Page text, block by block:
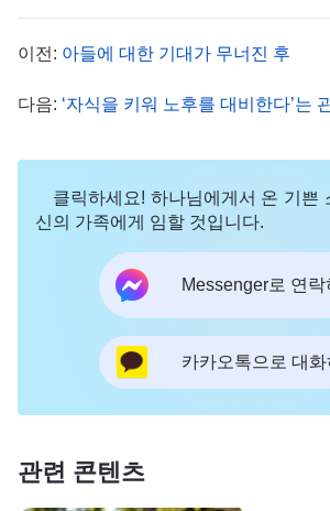
이 짠했습니다. ‘그냥 내버려 둘까
우울증이라도 걸리면 어떡하지?’
는 생각이 들어 계속 딸을 몰아붙이
니다. 원래부터 내성적이었던 딸
속에서 더욱 자존감이 낮아졌고,
깨어나는 일이 잦았고, 성적은 더
와의 관계도 점점 더 서먹해졌습니
되자 저는 몹시 초조해졌습니다. 한
한편으로는 딸에게 너무 큰 스트
이전: 아들에 대한 기대가 무너진 후
다음: ‘자식을 키워 노후를 대비한다’는
클릭하세요! 하나님에게서 온 기쁜
신의 가족에게 임할 것입니다.
Messenger로 연락
카카오톡으로 대화
관련 콘텐츠